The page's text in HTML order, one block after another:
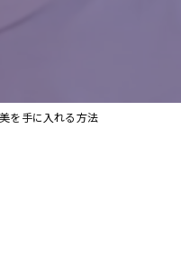
を手に入れる方法